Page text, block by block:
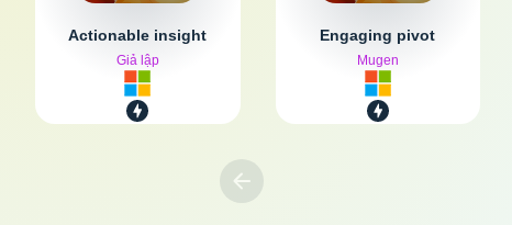
Actionable insight
Giả lập
Engaging pivot
Mugen